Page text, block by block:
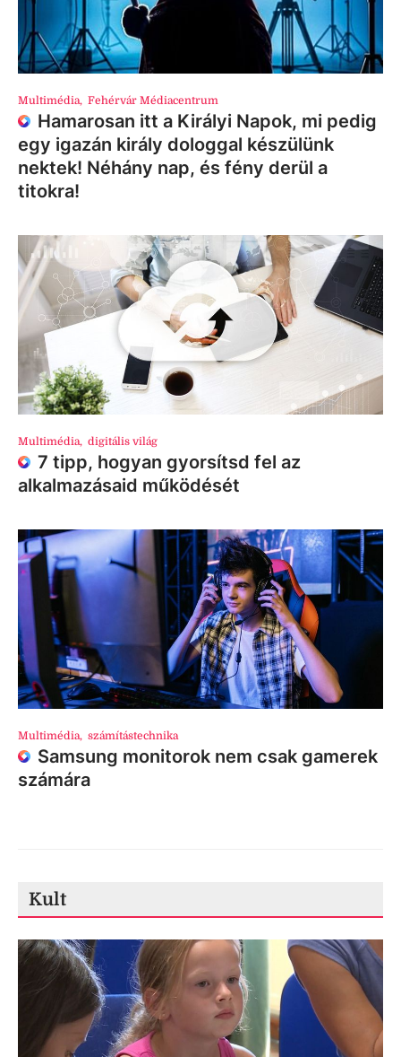
Multimédia, Fehérvár Médiacentrum
Hamarosan itt a Királyi Napok, mi pedig
egy igazán király dologgal készülünk
nektek! Néhány nap, és fény derül a
titokra!
Multimédia, digitális világ
7 tipp, hogyan gyorsítsd fel az
alkalmazásaid működését
Multimédia, számítástechnika
Samsung monitorok nem csak gamerek
számára
Kult